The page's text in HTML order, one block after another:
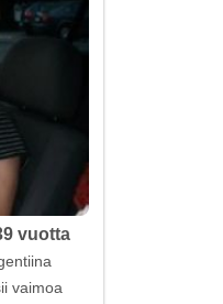
vuotta
vaimoa